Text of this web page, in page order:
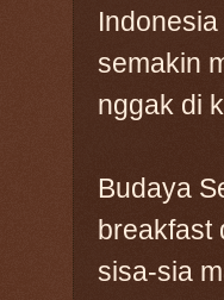
semakin
nggak di
Budaya
breakfast
sisa-sia